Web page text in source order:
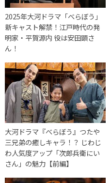
2025年大河ドラマ「べらぼう」
新キャスト解禁！江戸時代の発
明家・平賀源内 役は安田顕さ
ん！
大河ドラマ『べらぼう』つたや
三兄弟の癒しキャラ！？ じわじ
わ人気度アップ「次郎兵衛にい
さん」の魅力【前編】